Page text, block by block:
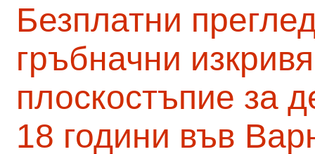
Безплатни
гръбначни
плоскостъпие за
18 години във